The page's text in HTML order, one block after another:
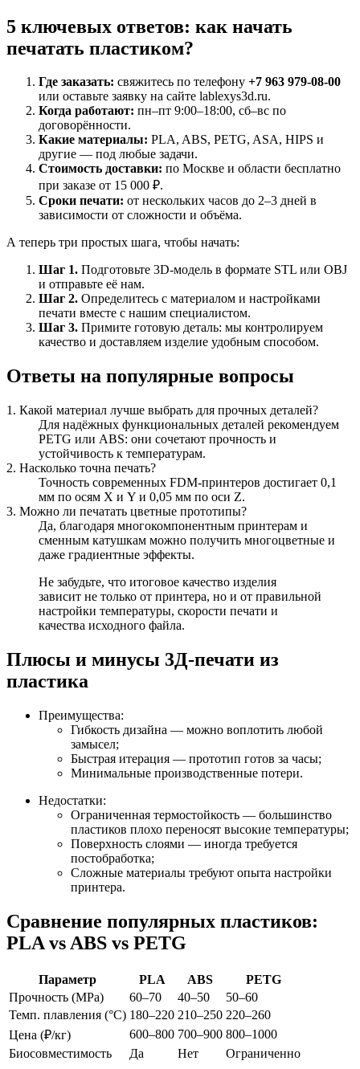
5 ключевых ответов: как начать
печатать пластиком?
Где заказать: свяжитесь по телефону +7 963 979-08-00
или оставьте заявку на сайте lablexys3d.ru.
Когда работают: пн–пт 9:00–18:00, сб–вс по
договорённости.
Какие материалы: PLA, ABS, PETG, ASA, HIPS и
другие — под любые задачи.
Стоимость доставки: по Москве и области бесплатно
при заказе от 15 000 ₽.
Сроки печати: от нескольких часов до 2–3 дней в
зависимости от сложности и объёма.
А теперь три простых шага, чтобы начать:
Шаг 1. Подготовьте 3D-модель в формате STL или OBJ
и отправьте её нам.
Шаг 2. Определитесь с материалом и настройками
печати вместе с нашим специалистом.
Шаг 3. Примите готовую деталь: мы контролируем
качество и доставляем изделие удобным способом.
Ответы на популярные вопросы
1. Какой материал лучше выбрать для прочных деталей?
Для надёжных функциональных деталей рекомендуем
PETG или ABS: они сочетают прочность и
устойчивость к температурам.
2. Насколько точна печать?
Точность современных FDM-принтеров достигает 0,1
мм по осям X и Y и 0,05 мм по оси Z.
3. Можно ли печатать цветные прототипы?
Да, благодаря многокомпонентным принтерам и
сменным катушкам можно получить многоцветные и
даже градиентные эффекты.
Не забудьте, что итоговое качество изделия
зависит не только от принтера, но и от правильной
настройки температуры, скорости печати и
качества исходного файла.
Плюсы и минусы 3Д-печати из
пластика
Преимущества:
Гибкость дизайна — можно воплотить любой
замысел;
Быстрая итерация — прототип готов за часы;
Минимальные производственные потери.
Недостатки:
Ограниченная термостойкость — большинство
пластиков плохо переносят высокие температуры;
Поверхность слоями — иногда требуется
постобработка;
Сложные материалы требуют опыта настройки
принтера.
Сравнение популярных пластиков:
PLA vs ABS vs PETG
Параметр PLA ABS
PETG
Прочность (MPa)
60–70 40–50
50–60
Темп. плавления (°C) 180–220 210–250 220–260
Цена (₽/кг)
600–800 700–900 800–1000
Биосовместимость
Да Нет Ограниченно